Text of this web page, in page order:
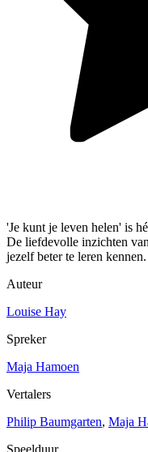
'Je kunt je leven helen' is
De liefdevolle inzichten
jezelf beter te leren
Auteur
Louise Hay
Spreker
Maja Hamoen
Vertalers
Philip Baumgarten, Maja
Speelduur